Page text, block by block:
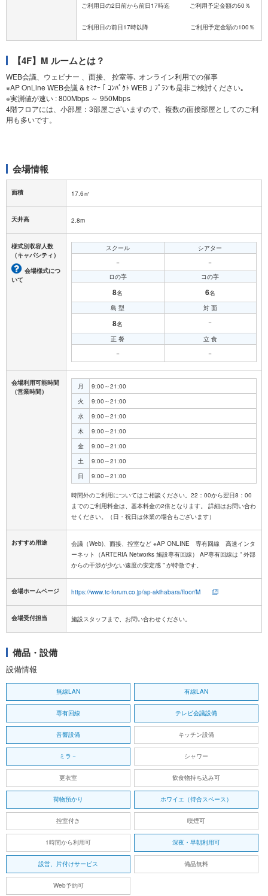
ご利用日の2日前から前日17時迄 ご利用予定金額の50％
【4F】M ルームとは？
WEB会議、ウェビナー 、面接、 控室等､ オンライン利用での催事
※AP OnLine WEB会議 & ｾﾐﾅｰ ｢ ｺﾝﾊﾟｸﾄ WEB ｣ ﾌﾟﾗﾝも是非ご検討ください｡
※実測値が速い : 800Mbps ～ 950Mbps
4階フロアには、小部屋：3部屋ございますので、複数の面接部屋としてのご利
用も多いです。
会場情報
面積 17.6㎡
天井高 2.8m
様式別収容人数
（キャパシティ）
会場様式につ
いて
スクール
－
シアター
－
ロの字
8名
コの字
6名
島 型
8名
対 面
－
正 餐
－
立 食
－
会場利用可能時間
（営業時間）
月
9:00～21:00
火
9:00～21:00
水
9:00～21:00
木
9:00～21:00
金
9:00～21:00
土
9:00～21:00
日
9:00～21:00
時間外のご利用についてはご相談ください。22：00から翌日8：00
までのご利用料金は、基本料金の2倍となります。 詳細はお問い合わ
おすすめ用途
会議（Web)、面接、控室など ※AP ONLINE 専有回線 高速インタ
ーネット（ARTERIA Networks 施設専有回線） AP専有回線は ” 外部
からの干渉が少ない速度の安定感 ” が特徴です。
会場ホームページ https://www.tc-forum.co.jp/ap-akihabara/floor/M
会場受付担当 施設スタッフまで、お問い合わせください。
備品・設備
設備情報
無線LAN 有線LAN
専有回線 テレビ会議設備
音響設備 キッチン設備
ミラ－ シャワー
更衣室 飲食物持ち込み可
荷物預かり ホワイエ（待合スペース）
控室付き 喫煙可
1時間から利用可 深夜・早朝利用可
設営、片付けサービス 備品無料
Web予約可